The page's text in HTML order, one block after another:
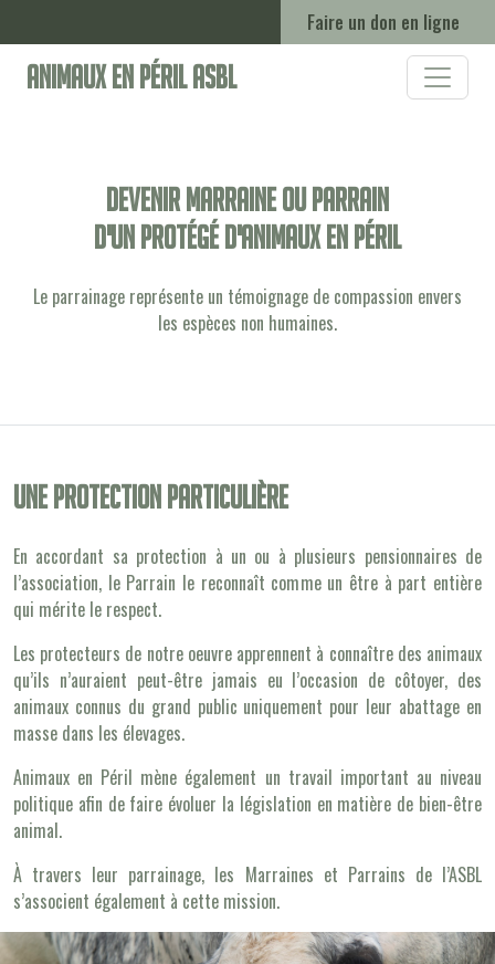
Faire un don en ligne
Animaux en Péril ASBL
Devenir marraine ou parrain
d'un protégé d'animaux en péril
Le parrainage représente un témoignage de compassion envers
les espèces non humaines.
Une protection particulière
En accordant sa protection à un ou à plusieurs pensionnaires de
l’association, le Parrain le reconnaît comme un être à part entière
qui mérite le respect.
Les protecteurs de notre oeuvre apprennent à connaître des animaux
qu’ils n’auraient peut-être jamais eu l’occasion de côtoyer, des
animaux connus du grand public uniquement pour leur abattage en
masse dans les élevages.
Animaux en Péril mène également un travail important au niveau
politique afin de faire évoluer la législation en matière de bien-être
animal.
À travers leur parrainage, les Marraines et Parrains de l’ASBL
s’associent également à cette mission.